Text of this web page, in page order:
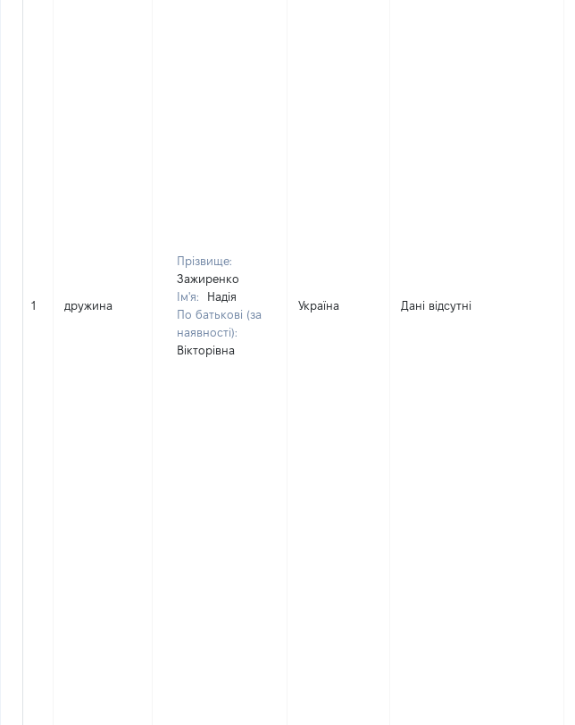
1 дружина
Прізвище:
Зажиренко
Ім'я:
Надія
По батькові (за
наявності):
Вікторівна
Україна Дані відсутні